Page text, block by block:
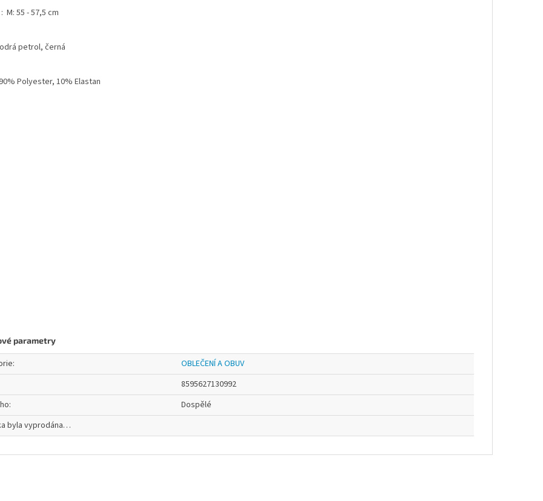
M: 55 - 57,5 cm
petrol, černá
Polyester, 10% Elastan
parametry
:
OBLEČENÍ A OBUV
8595627130992
:
Dospělé
byla vyprodána…